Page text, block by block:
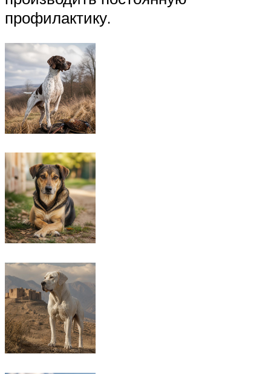
профилактику.